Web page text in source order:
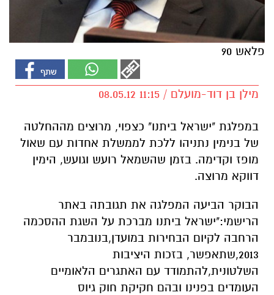
פלאש 90
מילן בן דוד-מועלם / 11:15 08.05.12
במפלגת "ישראל ביתנו" כצפוי, מרוצים מההחלטה
של בנימין נתניהו ללכת לממשלת אחדות עם שאול
מופז וקדימה. בזמן שהשמאל רועש וגועש, הימין
דווקא מרוצה.
הבוקר הביעה המפלגה את תגובתה באתר
הרישמי:"ישראל ביתנו מברכת על השגת ההסכמה
הרחבה לקיום הבחירות במועדן,בנובמבר
2013,שתאפשר, בזכות היציבות
השלטונית,להתמודד עם האתגרים הלאומיים
העומדים בפנינו ובהם חקיקת חוק גיוס